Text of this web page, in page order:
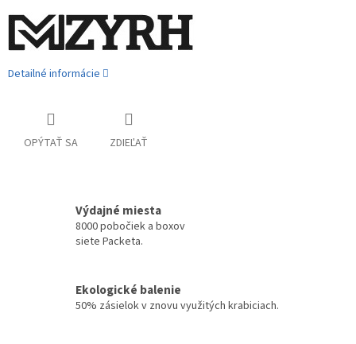
Detailné informácie
OPÝTAŤ SA ZDIEĽAŤ
Výdajné miesta
8000 pobočiek a boxov
siete Packeta.
Ekologické balenie
50% zásielok v znovu využitých krabiciach.